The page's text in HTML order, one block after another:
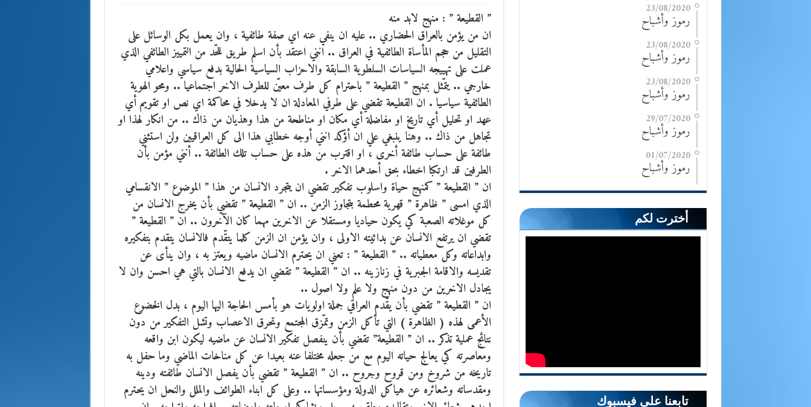
” القطيعة ” : منهج لابد منه
ان من يؤمن بالعراق الحضاري .. عليه ان ينفي عنه اي صفة طائفية ، وان يعمل بكل الوسائل على
التقليل من حجم المأساة الطائفية في العراق .. انني اعتقد بأن اسلم طريق للحّد من التمييز الطائفي الذي
عملت على تهييجه السياسات السلطوية السابقة والاحزاب السياسية الحالية بدفع سياسي واعلامي
خارجي .. يتمّثل بمنهج ” القطيعة ” باحترام كل طرف معيّن للطرف الاخر اجتماعيا .. ومحو الهوية
الطائفية سياسيا . ان القطيعة تقضي على طرفي المعادلة ان لا يدخلا في محاكمة اي نص او تقويم أي
عهد او تحليل أي تاريخ او مفاضلة أي مكان او مناطحة من هذا وهذيان من ذاك .. من انكار لهذا او
تجاهل من ذاك .. وهنا ينبغي علي ان أؤكد انني أوجه خطابي هذا الى كل العراقيين ولن استثني
طائفة على حساب طائفة أخرى ، او اقترب من هذه على حساب تلك الطائفة .. أنني مؤمن بأن
الطرفين قد ارتكبا اخطاء بحق أحدهما الاخر .
ان ” القطيعة ” كمنهج حياة واسلوب تفكير تقضي ان يتجرد الانسان من هذا ” الموضوع ” الانقسامي
الذي امسى ” ظاهرة ” قهرية محطمة بتجاوز الزمن .. ان ” القطيعة ” تقضي بأن يخرج الانسان من
كل موغلاته الصعبة كي يكون حياديا ومستقلا عن الاخرين مهما كان الآخرون .. ان ” القطيعة ”
تقضي ان يرتفع الانسان عن بدائيته الاولى ، وان يؤمن ان الزمن كلما يتقّدم فالانسان يتقدم بتفكيره
وابداعاته وكل معطياته .. ” القطيعة ” : تعني ان يحترم الانسان ماضيه ويعتز به ، وان ينأى عن
تقديسه والاقامة الجبرية في زنازينه .. ان ” القطيعة ” تقضي ان يدفع الانسان بالتي هي احسن وان لا
يجادل الاخرين من دون منهج ولا علم ولا اصول ..
ان ” القطيعة ” تقضي بأن يقّدم العراقي جملة اولويات هو بأمس الحاجة اليها اليوم ، بدل الخضوع
الأعمى لهذه ( الظاهرة ) التي تأكل الزمن وتمّزق المجتمع وتحرق الاعصاب وتشل التفكير من دون
نتائج عملية تذكر .. ان ” القطيعة” تقضي بأن ينفصل تفكير الانسان عن ماضيه ليكون ابن واقعه
ومعاصرته كي يعالج حياته اليوم مع من جعله مختلفا عنه بعيدا عن كل مناخات الماضي وما حفل به
تاريخه من شروخ ومن قروح وجروح .. ان ” القطيعة ” تقضي بأن يفصل الانسان طائفته ودينه
ومقدساته وشعائره عن هياكل الدولة ومؤسساتها .. وعلى كل ابناء الطوائف والملل والنحل ان يحترم
23/08/2020
رموز وأشباح
23/08/2020
رموز وأشباح
23/08/2020
رموز وأشباح
29/07/2020
رموز وأشباح
01/07/2020
رموز وأشباح
أخترت لكم
تابعنا على فيسبوك